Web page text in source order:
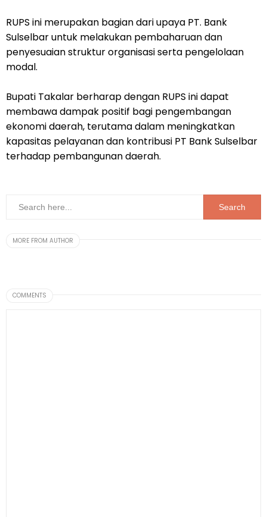
RUPS ini merupakan bagian dari upaya PT. Bank
Sulselbar untuk melakukan pembaharuan dan
penyesuaian struktur organisasi serta pengelolaan
modal.
Bupati Takalar berharap dengan RUPS ini dapat
membawa dampak positif bagi pengembangan
ekonomi daerah, terutama dalam meningkatkan
kapasitas pelayanan dan kontribusi PT Bank Sulselbar
terhadap pembangunan daerah.
MORE FROM AUTHOR
COMMENTS